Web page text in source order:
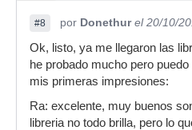
#8 por Donethur el 20/10/
Ok, listo, ya me llegaron las
he probado mucho pero
mis primeras impresiones:
Ra: excelente, muy buenos
libreria no todo brilla, pero lo